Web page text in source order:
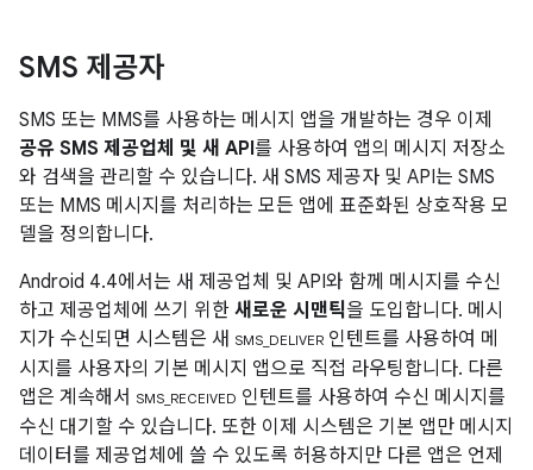
SMS 제공자
SMS 또는 MMS를 사용하는 메시지 앱을 개발하는 경우 이제
공유 SMS 제공업체 및 새 API를 사용하여 앱의 메시지 저장소
와 검색을 관리할 수 있습니다. 새 SMS 제공자 및 API는 SMS
또는 MMS 메시지를 처리하는 모든 앱에 표준화된 상호작용 모
델을 정의합니다.
Android 4.4에서는 새 제공업체 및 API와 함께 메시지를 수신
하고 제공업체에 쓰기 위한 새로운 시맨틱을 도입합니다. 메시
지가 수신되면 시스템은 새 SMS_DELIVER 인텐트를 사용하여 메
시지를 사용자의 기본 메시지 앱으로 직접 라우팅합니다. 다른
앱은 계속해서 SMS_RECEIVED 인텐트를 사용하여 수신 메시지를
수신 대기할 수 있습니다. 또한 이제 시스템은 기본 앱만 메시지
데이터를 제공업체에 쓸 수 있도록 허용하지만 다른 앱은 언제